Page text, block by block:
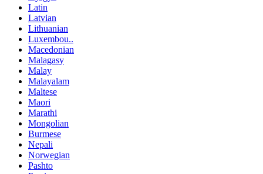
Latin
Latvian
Lithuanian
Luxembou..
Macedonian
Malagasy
Malay
Malayalam
Maltese
Maori
Marathi
Mongolian
Burmese
Nepali
Norwegian
Pashto